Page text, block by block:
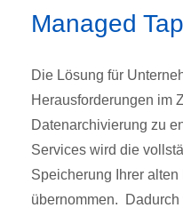
Managed
Die Lösung für
Herausforderungen im
Datenarchivierung zu
Services wird die
Speicherung Ihrer
übernommen.